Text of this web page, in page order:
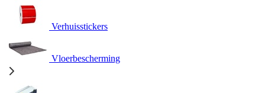
Verhuisstickers
Vloerbescherming